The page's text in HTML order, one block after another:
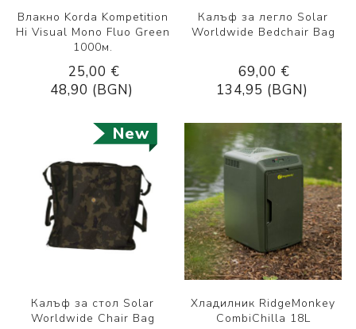
Влакно Korda Kompetition
Hi Visual Mono Fluo Green
1000м.
25,00 €
48,90 (BGN)
Калъф за легло Solar
Worldwide Bedchair Bag
69,00 €
134,95 (BGN)
New
Калъф за стол Solar
Worldwide Chair Bag
Хладилник RidgeMonkey
CombiChilla 18L